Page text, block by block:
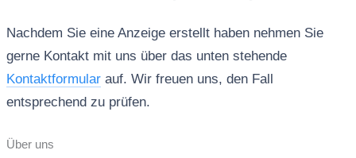
Nachdem Sie eine Anzeige erstellt haben nehmen Sie
gerne Kontakt mit uns über das unten stehende
Kontaktformularauf. Wir freuen uns, den Fall
entsprechend zu prüfen.
Über uns